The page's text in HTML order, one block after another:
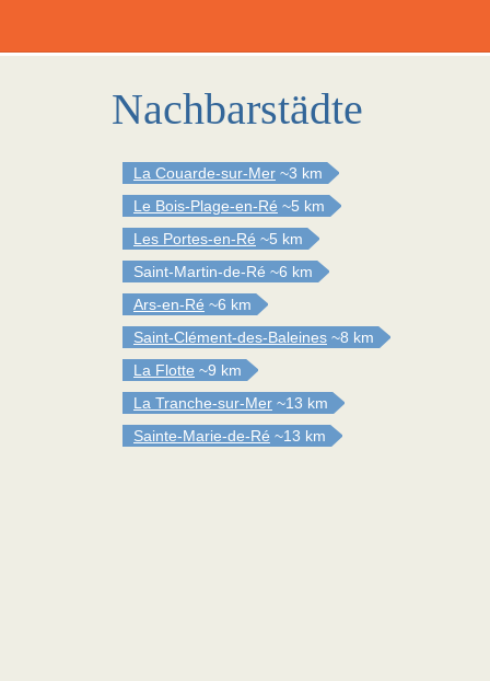
Nachbarstädte
La Couarde-sur-Mer ~3 km
Le Bois-Plage-en-Ré ~5 km
Les Portes-en-Ré ~5 km
Saint-Martin-de-Ré ~6 km
Ars-en-Ré ~6 km
Saint-Clément-des-Baleines ~8 km
La Flotte ~9 km
La Tranche-sur-Mer ~13 km
Sainte-Marie-de-Ré ~13 km